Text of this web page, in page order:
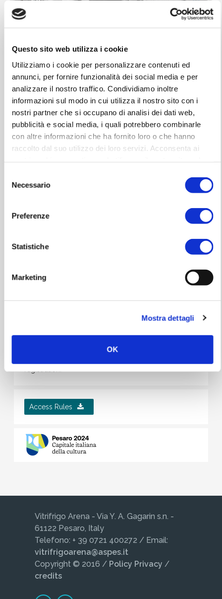
Questo sito web utilizza i cookie
Utilizziamo i cookie per personalizzare contenuti ed
annunci, per fornire funzionalità dei social media e per
analizzare il nostro traffico. Condividiamo inoltre
informazioni sul modo in cui utilizza il nostro sito con i
nostri partner che si occupano di analisi dei dati web,
pubblicità e social media, i quali potrebbero combinarle
con altre informazioni che ha fornito loro o che hanno
raccolto dal suo utilizzo dei loro servizi. Acconsenta ai
delNecessario
Preferenze
Statistiche
Marketing
Mostra dettagli
OK
From 11-Jun to 12-Jun-2017
Auditions X Factor Italy 2017
The castings are over and the # XF11 judges climb up because
it's finally their turn!
Fedez ,Manuel Agnelli,LevanteandMara Maionchiare
ready to sit at the most popular television table and fill in Yes
and No the aspiring X Factor 2017 contestants at theAuditions
pubblico.pesaro@xfactor.it
Minors (but older than 12) must be accompanied by
Access Rules
Vitrifrigo Arena - Via Y. A. Gagarin s.n. -
61122 Pesaro, Italy
Telefono: + 39 0721 400272 / Email:
vitrifrigoarena@aspes.it
Copyright © 2016 / Policy Privacy /
credits